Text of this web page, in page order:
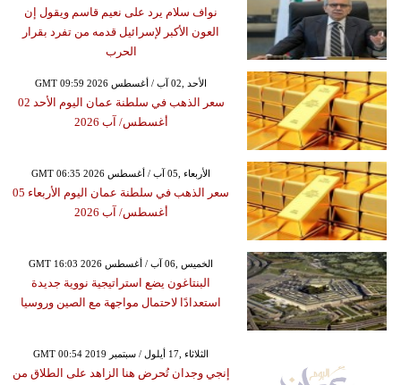
نواف سلام يرد على نعيم قاسم ويقول إن
العون الأكبر لإسرائيل قدمه من تفرد بقرار
الحرب
GMT 09:59 2026 الأحد ,02 آب / أغسطس
سعر الذهب في سلطنة عمان اليوم الأحد 02
أغسطس/ آب 2026
GMT 06:35 2026 الأربعاء ,05 آب / أغسطس
سعر الذهب في سلطنة عمان اليوم الأربعاء 05
أغسطس/ آب 2026
GMT 16:03 2026 الخميس ,06 آب / أغسطس
البنتاغون يضع استراتيجية نووية جديدة
استعدادًا لاحتمال مواجهة مع الصين وروسيا
GMT 00:54 2019 الثلاثاء ,17 أيلول / سبتمبر
إنجي وجدان تُحرض هنا الزاهد على الطلاق من